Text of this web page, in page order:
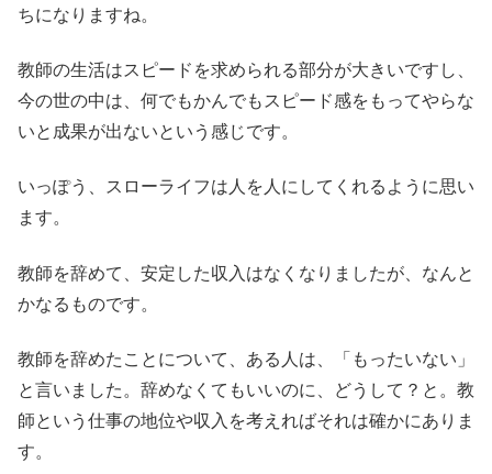
ちになりますね。
教師の生活はスピードを求められる部分が大きいですし、
今の世の中は、何でもかんでもスピード感をもってやらな
いと成果が出ないという感じです。
いっぽう、スローライフは人を人にしてくれるように思い
ます。
教師を辞めて、安定した収入はなくなりましたが、なんと
かなるものです。
教師を辞めたことについて、ある人は、「もったいない」
と言いました。辞めなくてもいいのに、どうして？と。教
師という仕事の地位や収入を考えればそれは確かにありま
す。